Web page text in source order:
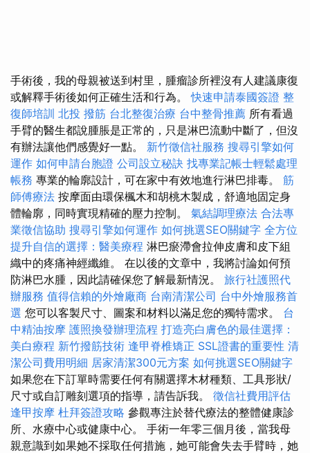
手術後，我的母親被送到村里，腫瘤診所裡沒有人建議康復
或解釋手術後如何正確生活和行為。快速申請泰國簽證 整
復師培訓 北投 撥筋 台北整復治療 台中整骨推薦 所有看過
手臂的醫生都說腫脹是正常的，只是淋巴流動中斷了，但沒
有辦法讓他們感覺好一點。 新竹徵信社服務 搜尋引擎如何
運作 如何申請台胞證 公司設立秘訣 找專業記帳士輕鬆處理
帳務 專業的輪廓設計，可在家中有效地進行淋巴排毒。 筋
師傅療法 按摩面由環保楓木和胡桃木製成，舒適地固定身
體輪廓，同時實現精確的壓力控制。 氣結調理療法 合法專
業徵信協助 搜尋引擎如何運作 如何挑選SEO關鍵字 全方位
提升自信的選擇：醫美療程 淋巴瘀滯會拉伸皮膚和皮下組
織中的疼痛神經纖維。 在以後的文章中，我將討論如何預
防淋巴水腫，因此請確保您了解最新情況。 旅行社護照代
辦服務 值得信賴的外燴廠商 台南清潔公司 台中外燴服務首
選 您可以客製尺寸、圖案和材料以滿足您的獨特需求。 台
中精油按摩 護照換發辦理流程 打造亮白膚色的最佳選擇：
美白療程 新竹撥筋技術 逢甲脊椎矯正 SSL證書的重要性 清
潔公司費用明細 居家清潔300元方案 如何挑選SEO關鍵字
如果您在下訂單時需要任何有關選擇木材種類、工具形狀/
尺寸或自訂雕刻選項的指導，請告訴我。 徵信社費用評估
逢甲按摩 杜拜簽證攻略 參觀專注於替代療法的整體健康診
所、水療中心或健康中心。 手術一年零三個月後，當我母
親意識到如果她不採取任何措施，她可能會失去手臂時，她